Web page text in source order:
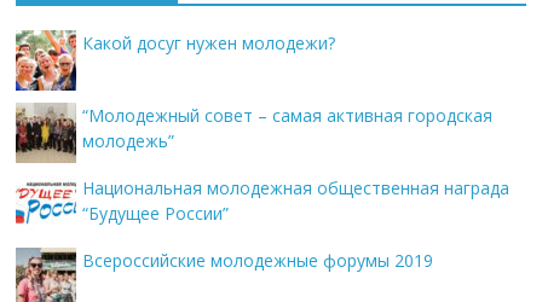
Какой досуг нужен молодежи?
“Молодежный совет – самая активная городская
молодежь”
Национальная молодежная общественная награда
“Будущее России”
Всероссийские молодежные форумы 2019